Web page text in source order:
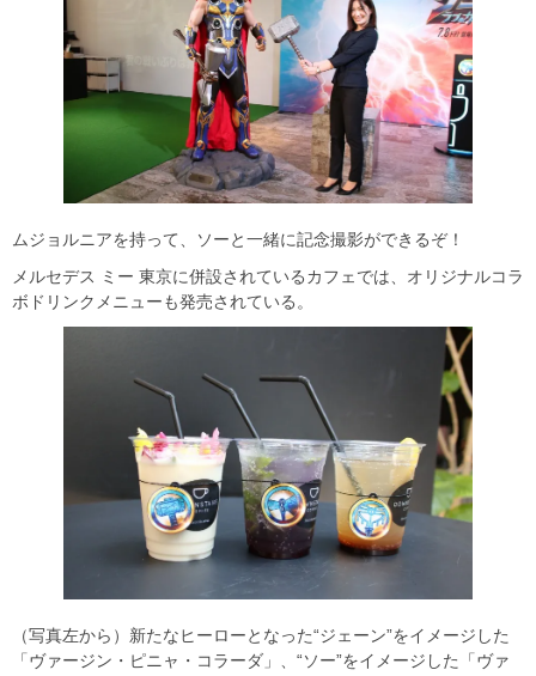
ムジョルニアを持って、ソーと一緒に記念撮影ができるぞ！
メルセデス ミー 東京に併設されているカフェでは、オリジナルコラ
ボドリンクメニューも発売されている。
（写真左から）新たなヒーローとなった“ジェーン”をイメージした
「ヴァージン・ピニャ・コラーダ」、“ソー”をイメージした「ヴァ